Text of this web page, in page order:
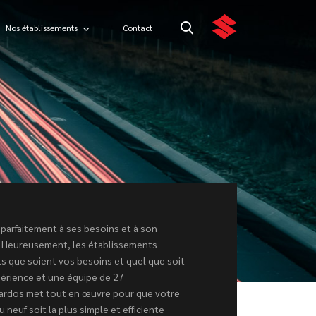
Nos établissements Contact
à ses besoins et à son
les établissements
que soient vos besoins et quel que soit
et une équipe de 27
met tout en œuvre pour que votre
neuf soit la plus simple et efficiente